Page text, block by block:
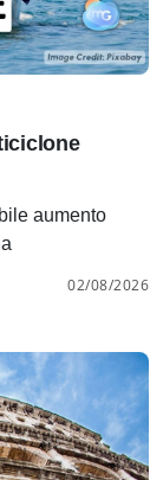
aumento
02/08/2026